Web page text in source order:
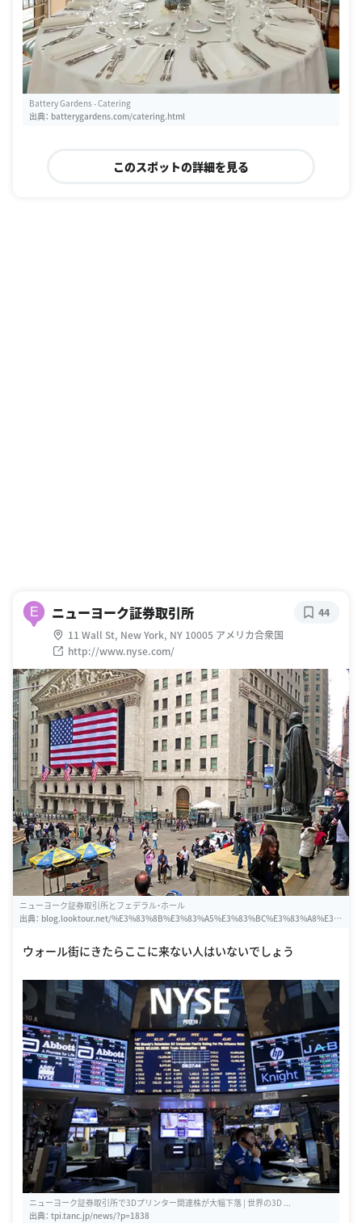
Battery Gardens - Catering
出典： batterygardens.com/catering.html
このスポットの詳細を見る
E ニューヨーク証券取引所
11 Wall St, New York, NY 10005 アメリカ合衆国
http://www.nyse.com/
44
ニューヨーク証券取引所とフェデラル・ホール
出典： blog.looktour.net/%E3%83%8B%E3%83%A5%E3%83%BC%E3%83%A8%E3%
9%80%E3%81%A8%E3%83%95%E3%82%A7%E3%83%87%E3%83%A9%E3%83%A
B%E3%83%BB%E3%83%9B%E3%83%BC%E3%83%AB
ウォール街にきたらここに来ない人はいないでしょう
ニューヨーク証券取引所で3Dプリンター関連株が大幅下落 | 世界の3D ...
出典： tpi.tanc.jp/news/?p=1838